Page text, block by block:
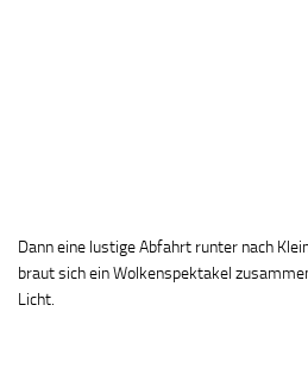
Dann eine lustige Abfahrt runter nach
braut sich ein Wolkenspektakel
Licht.